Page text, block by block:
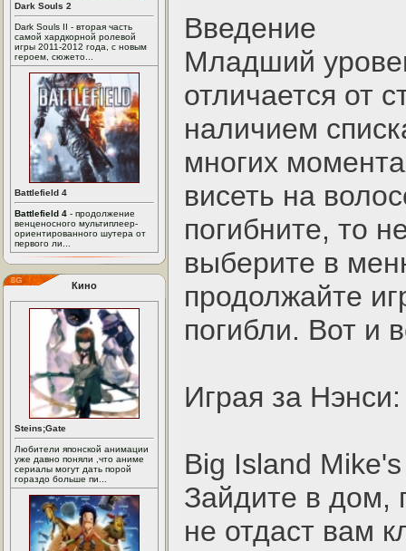
Dark Souls 2
Dark Souls II - вторая часть
самой хардкорной ролевой
игры 2011-2012 года, с новым
героем, сюжето...
Battlefield 4
Battlefield 4 - продолжение
венценосного мультиплеер-
ориентированного шутера от
первого ли...
Кино
Steins;Gate
Любители японской анимации
уже давно поняли ,что аниме
сериалы могут дать порой
гораздо больше пи...
Введение
Младший
отличается от
наличием
многих
висеть на
погибните, то
выберите в
продолжайте
погибли. Вот и
Играя за Нэнси:
Big Island Mike's
Зайдите в дом,
не отдаст вам